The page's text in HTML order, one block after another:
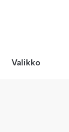
Valikko